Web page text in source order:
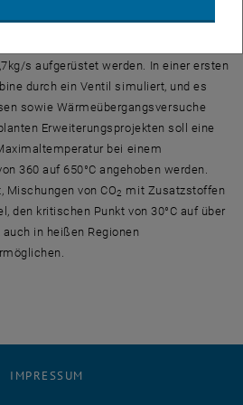
eine Kapazität von 200kW (thermisch)
s aufgerüstet werden. In einer ersten
durch ein Ventil simuliert, und es
sowie Wärmeübergangsversuche
Erweiterungsprojekten soll eine
bei einem
360 auf 650°C angehoben werden.
Mischungen von CO2 mit Zusatzstoffen
den kritischen Punkt von 30°C auf über
in heißen Regionen
IMPRESSUM